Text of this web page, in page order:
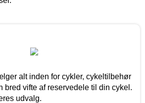
alt inden for cykler, cykeltilbehør
bred vifte af reservedele til din cykel.
udvalg.